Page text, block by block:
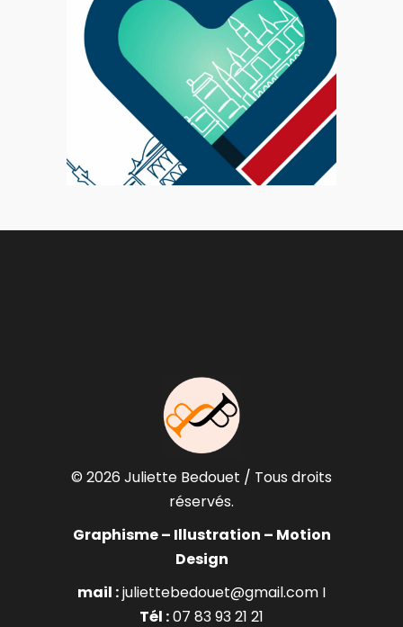
Congrès EHRA 2025
© 2026 Juliette Bedouet / Tous droits
réservés.
Graphisme – Illustration – Motion
Design
mail :juliettebedouet@gmail.com I
Tél :07 83 93 21 21